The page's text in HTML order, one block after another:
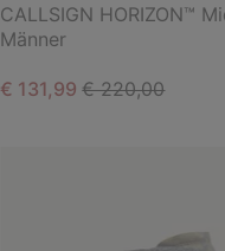
CALLSIGN HORIZON™
Männer
Sale price:
€ 131,99Regular price:
€ 220,00